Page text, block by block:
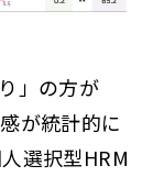
」の方が
が統計的に
選択型HRM